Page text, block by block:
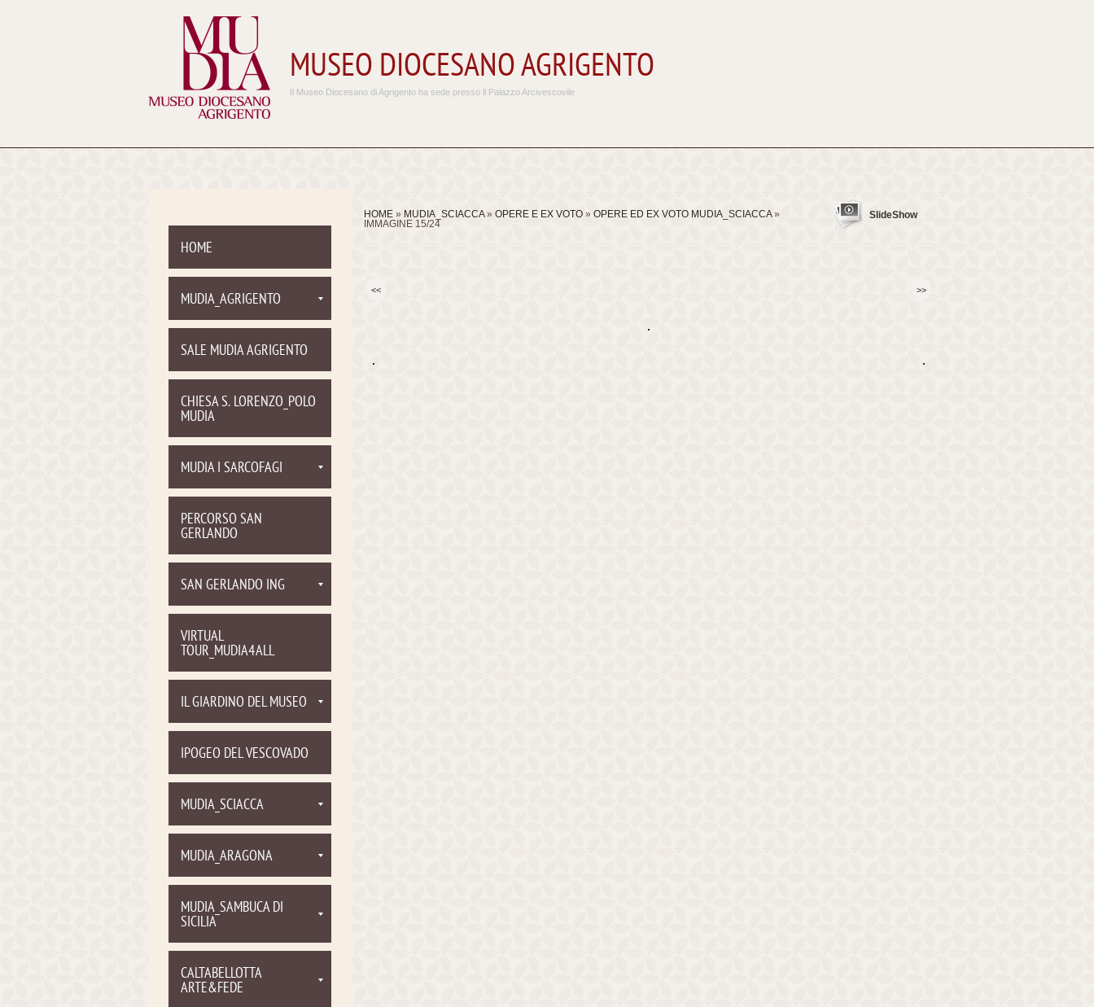
MUSEO DIOCESANO AGRIGENTO
Il Museo Diocesano di Agrigento ha sede presso il Palazzo Arcivescovile
HOME » MUDIA_SCIACCA» OPERE E EX VOTO » OPERE ED EX VOTO MUDIA_SCIACCA»
IMMAGINE 15/24
SlideShow
<< >>
HOME
MUDIA_AGRIGENTO
SALE MUDIA AGRIGENTO
CHIESA S. LORENZO_POLO
MUDIA
MUDIA I SARCOFAGI
PERCORSO SAN
GERLANDO
SAN GERLANDO ING
VIRTUAL
TOUR_MUDIA4ALL
IL GIARDINO DEL MUSEO
IPOGEO DEL VESCOVADO
MUDIA_SCIACCA
MUDIA_ARAGONA
MUDIA_SAMBUCA DI
SICILIA
CALTABELLOTTA
ARTE&FEDE